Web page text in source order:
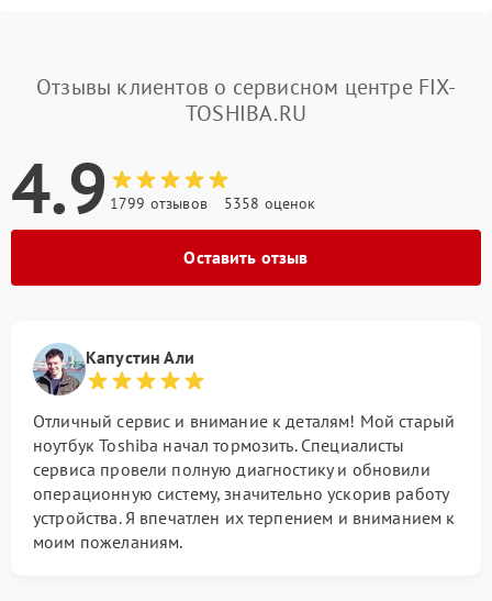
Отзывы клиентов о сервисном центре FIX-
TOSHIBA.RU
4.9 1799 отзывов 5358 оценок
Оставить отзыв
Капустин Али
Отличный сервис и внимание к деталям! Мой старый
ноутбук Toshiba начал тормозить. Специалисты
сервиса провели полную диагностику и обновили
операционную систему, значительно ускорив работу
устройства. Я впечатлен их терпением и вниманием к
моим пожеланиям.